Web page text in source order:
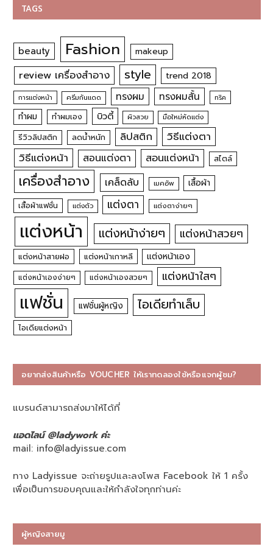
TAGS
beauty Fashion makeup
review เครื่องสำอาง style trend 2018
การแต่งหน้า ครีมกันแดด ทรงผม ทรงผมสั้น ทริค
ทำผม ทำผมเอง บิวตี้ ผิวสวย มือใหม่หัดแต่ง
รีวิวลิปสติก ลดน้ำหนัก ลิปสติก
วิธีแต่งตา
วิธีแต่งหน้า
สอนแต่งตา สอนแต่งหน้า สไตล์
เครื่องสำอาง เคล็ดลับ เมคอัพ เสื้อผ้า
เสื้อผ้าแฟชั่น แต่งตัว แต่งตา แต่งตาง่ายๆ
แต่งหน้า แต่งหน้าง่ายๆ แต่งหน้าสวยๆ
แต่งหน้าสายฝอ แต่งหน้าเกาหลี แต่งหน้าเอง
แต่งหน้าเองง่ายๆ แต่งหน้าเองสวยๆ แต่งหน้าใสๆ
แฟชั่น แฟชั่นผู้หญิง ไอเดียทำเล็บ
ไอเดียแต่งหน้า
อยากส่งสินค้าหรือ VOUCHER ให้เราทดลองใช้หรือแจกผู้ชม?
แบรนด์สามารถส่งมาให้ได้ที่
แอดไลน์ @ladywork ค่ะ
mail: info@ladyissue.com
ทาง Ladyissue จะถ่ายรูปและลงโพส Facebook ให้ 1 ครั้ง
เพื่อเป็นการขอบคุณและให้กำลังใจทุกท่านค่ะ
ผู้หญิงสายมู